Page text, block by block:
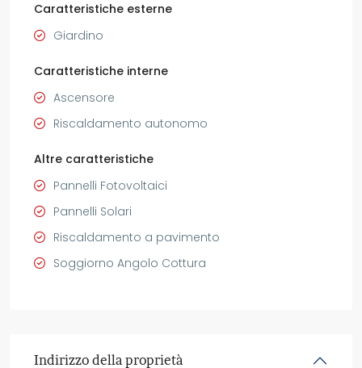
Caratteristiche esterne
Giardino
Caratteristiche interne
Ascensore
Riscaldamento autonomo
Altre caratteristiche
Pannelli Fotovoltaici
Pannelli Solari
Riscaldamento a pavimento
Soggiorno Angolo Cottura
Indirizzo della proprietà